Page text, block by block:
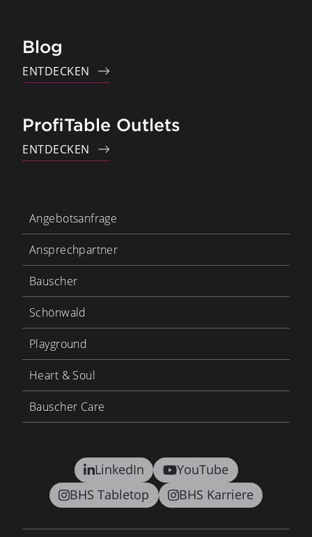
Blog
ENTDECKEN
ProfiTable Outlets
ENTDECKEN
LinkedIn
YouTube
BHS Tabletop
BHS Karriere
Angebotsanfrage
Ansprechpartner
Bauscher
Schönwald
Playground
Heart & Soul
Bauscher Care